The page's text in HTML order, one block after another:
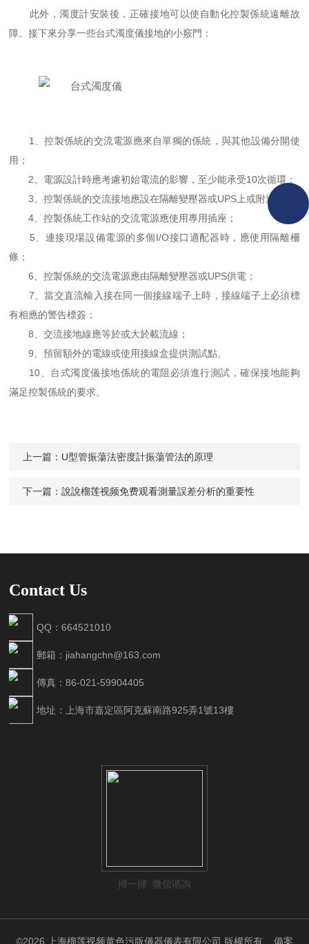
此外，濁度計安裝後，正確接地可以使自動化控製係統遠離故
障。接下來分享一些台式濁度儀接地的小竅門：
1、控製係統的交流電源應來自單獨的係統，與其他設備分開使
用；
2、電源設計時應考慮初始電流的影響，至少能承受10次循環；
3、控製係統的交流接地應設在隔離變壓器或UPS上或附近；
4、控製係統工作站的交流電源應使用專用插座；
5、連接現場設備電源的多個I/O接口適配器時，應使用隔離柵
條；
6、控製係統的交流電源應由隔離變壓器或UPS供電；
7、當交直流輸入接在同一個接線端子上時，接線端子上必須標
有相應的警告標簽；
8、交流接地線應等於或大於載流線；
9、預留額外的電線或使用接線盒提供測試點。
10、台式濁度儀接地係統的電阻必須進行測試，確保接地能夠
滿足控製係統的要求。
上一篇： U型管振蕩法密度計振蕩管法的原理
下一篇：說說榴莲视频免费观看測量誤差分析的重要性
Contact Us
QQ：664521010
郵箱：jiahangchn@163.com
傳真：86-021-59904405
地址：上海市嘉定區阿克蘇南路925弄1號13樓
掃一掃 微信谘詢
©2026 上海榴莲视频黄色污版儀器儀表有限公司 版權所有 備案